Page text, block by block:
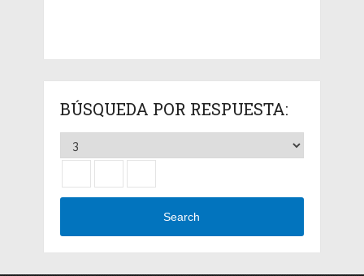
BÚSQUEDA POR RESPUESTA:
Search